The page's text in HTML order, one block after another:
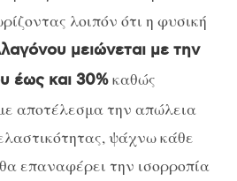
λοιπόν ότι η φυσική
μειώνεται με την
έως και 30%καθώς
αποτέλεσμα την απώλεια
ψάχνω κάθε
επαναφέρει την ισορροπία